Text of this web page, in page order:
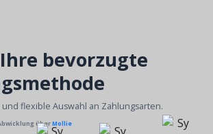
bevorzugte
flexible Auswahl an Zahlungsarten.
überMollie